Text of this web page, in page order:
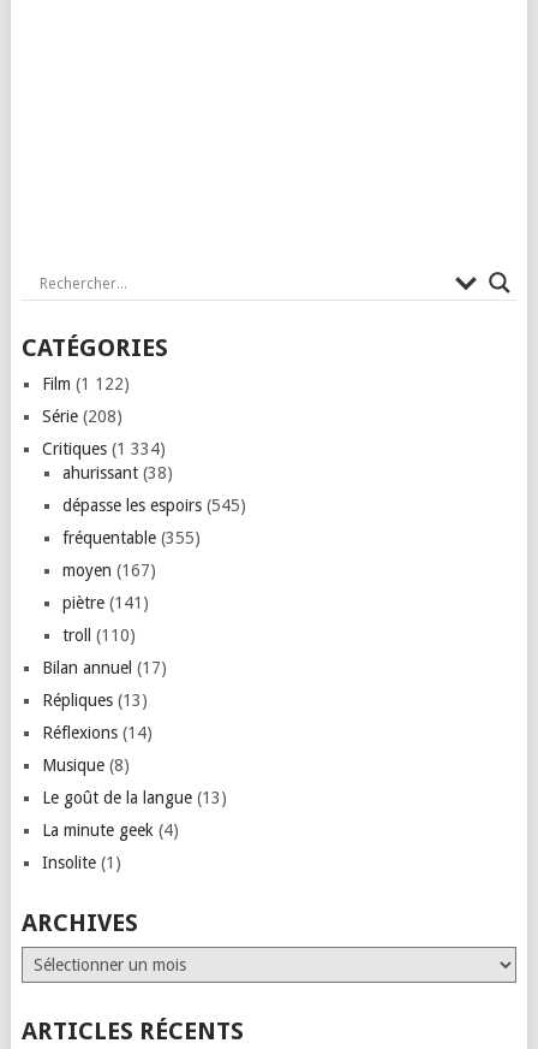
CATÉGORIES
Film (1 122)
Série(208)
Critiques(1 334)
ahurissant(38)
dépasse les espoirs(545)
fréquentable(355)
moyen (167)
piètre(141)
troll
(110)
Bilan annuel (17)
Répliques(13)
Réflexions(14)
Musique(8)
Le goût de la langue(13)
La minute geek(4)
Insolite(1)
ARCHIVES
Archives
ARTICLES RÉCENTS